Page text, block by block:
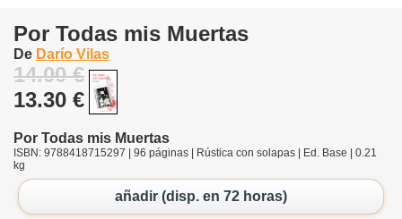
Por Todas mis Muertas
De Darío Vilas
14.00 €
13.30 €
Por Todas mis Muertas
ISBN: 9788418715297 | 96 páginas | Rústica con solapas | Ed. Base | 0.21
kg
añadir (disp. en 72 horas)